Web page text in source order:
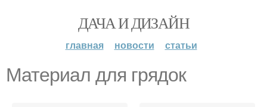
ДАЧА И ДИЗАЙН
главная новости статьи
Материал для грядок